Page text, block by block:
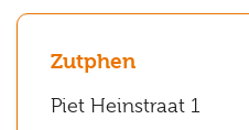
GG
Arnhem
Zutphen
Piet Heinstraat 1